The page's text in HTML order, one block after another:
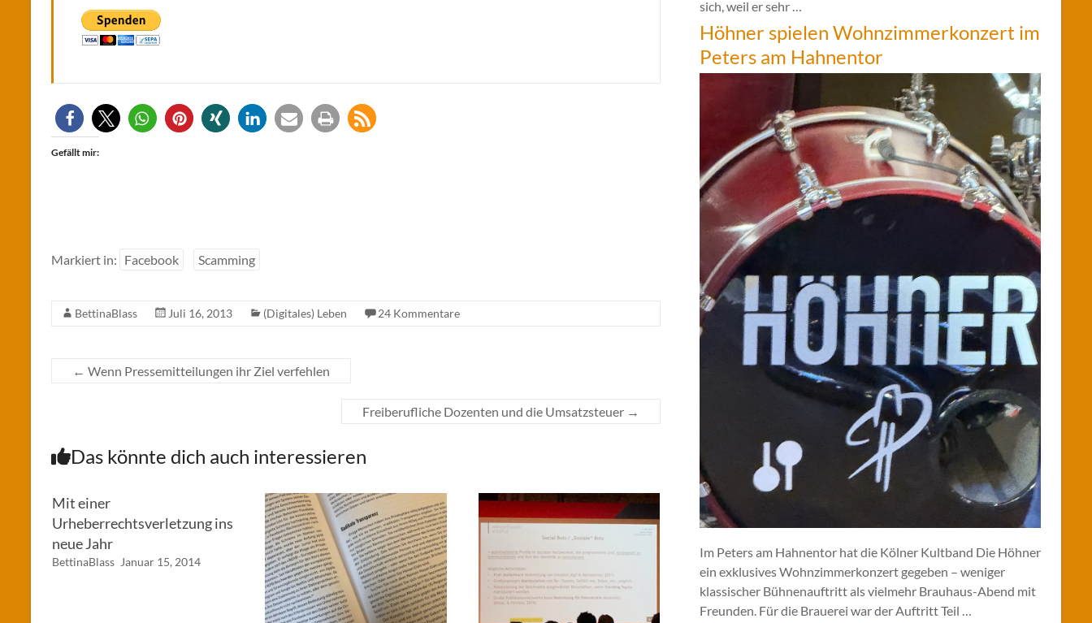
Gefällt mir:
Markiert in: Facebook Scamming
BettinaBlass Juli 16, 2013 (Digitales) Leben 24 Kommentare
← Wenn Pressemitteilungen ihr Ziel verfehlen
Freiberufliche Dozenten und die Umsatzsteuer →
Das könnte dich auch interessieren
Mit einer
Urheberrechtsverletzung ins
neue Jahr
BettinaBlass Januar 15, 2014
sich, weil er sehr …
Höhner spielen Wohnzimmerkonzert im
Peters am Hahnentor
Im Peters am Hahnentor hat die Kölner Kultband Die Höhner
ein exklusives Wohnzimmerkonzert gegeben – weniger
klassischer Bühnenauftritt als vielmehr Brauhaus-Abend mit
Freunden. Für die Brauerei war der Auftritt Teil …